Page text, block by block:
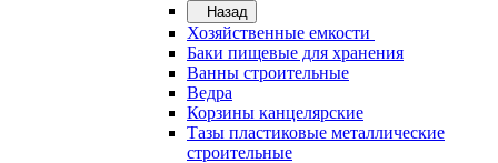
Назад
Хозяйственные емкости
Баки пищевые для хранения
Ванны строительные
Ведра
Корзины канцелярские
Тазы пластиковые металлические
строительные